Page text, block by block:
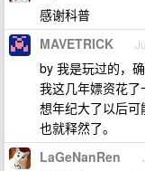
感谢科普
MAVETRICK
by 我是玩过的，
我这几年嫖资花
想年纪大了以后
也就释然了。
LaGeNanRen